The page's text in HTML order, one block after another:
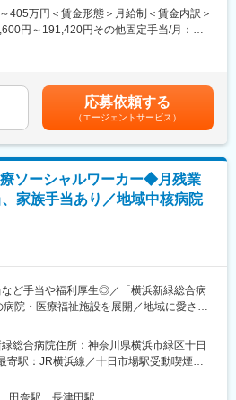
て研究を進めるため、密なコミュニケー
ピード感を持ってプロジェクトを推進す
。
ブアウトし2018年に設立した創薬スター
発の投資事業会社やベンチャーキャピタ
金調達を受けるなど、勢いのある企業で
運営
病院を全国有数の規模のケアミックス病
市北部医療圏の中核急性期病院として地
緑総合病院や、在宅診療クリニック、介
ービスを提供しています。
る業務
405万円＜賃金形態＞月給制＜賃金内訳＞
円～191,420円その他固定手当/月：
績：3.65ヶ月分■昇給：あり※※前年度実
～ 5,000円賃金はあくまでも目安の金額で
する可能性があります。月給(月額)は固定
応募依頼する
（エージェントサービス）
療ソーシャルワーカー◆月残業
家族手当あり／地域中核病院
など手当や福利厚生◎／「横浜新緑総合病
院・医療福祉施設を展開／地域に愛され
談・退院支援など
総合病院住所：神奈川県横浜市緑区十日
寄駅：JR横浜線／十日市場駅受動喫煙対
の範囲：会社の定める事業所
田奈駅、長津田駅